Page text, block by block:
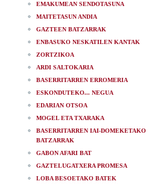
EMAKUMEAN SENDOTASUNA
MAITETASUN ANDIA
GAZTEEN BATZARRAK
ENBASUKO NESKATILEN KANTAK
ZORTZIKOA
ARDI SALTOKARIA
BASERRITARREN ERROMERIA
ESKONDUTEKO... NEGUA
EDARIAN OTSOA
MOGEL ETA TXARAKA
BASERRITARREN IAI-DOMEKETAKO
BATZARRAK
GABON AFARI BAT
GAZTELUGATXERA PROMESA
LOBA BESOETAKO BATEK